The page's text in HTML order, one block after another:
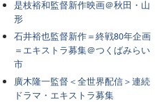
是枝裕和監督新作映画＠秋田・山
形
石井裕也監督新作＝終戦80年企画
＝エキストラ募集＠つくばみらい
市
廣木隆一監督＜全世界配信＞連続
ドラマ・エキストラ募集